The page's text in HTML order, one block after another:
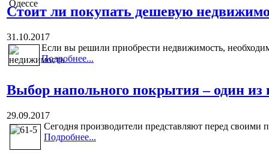
Стоит ли покупать дешевую
31.10.2017
Если вы решили приобрести недвижимость,
Подробнее...
Выбор напольного покрытия – один
29.09.2017
Сегодня производители представляют перед своими
Подробнее...